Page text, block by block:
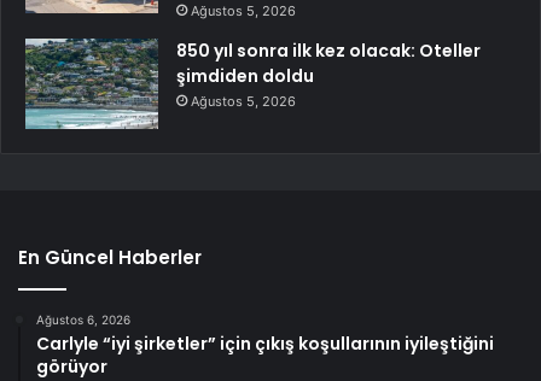
Ağustos 5, 2026
850 yıl sonra ilk kez olacak: Oteller
şimdiden doldu
Ağustos 5, 2026
En Güncel Haberler
Ağustos 6, 2026
Carlyle “iyi şirketler” için çıkış koşullarının iyileştiğini
görüyor